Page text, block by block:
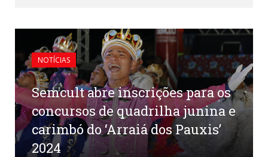
NOTÍCIAS
Semcult abre inscrições para os
concursos de quadrilha junina e
carimbó do ‘Arraiá dos Pauxis’
2024